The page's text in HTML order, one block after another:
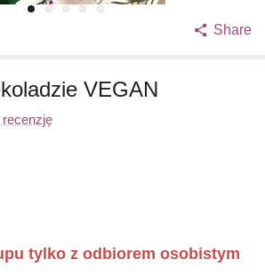
Share
VEGAN
tylko z odbiorem osobistym